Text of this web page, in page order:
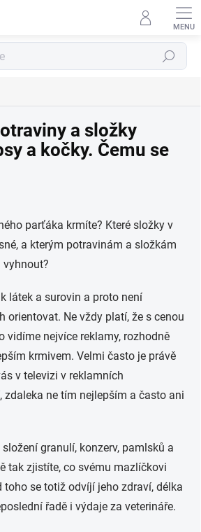
Hledat
a složky
a kočky. Čemu se
parťáka krmíte? Které složky v
a kterým potravinám a složkám
vyhnout?
látek a surovin a proto není
orientovat. Ne vždy platí, že s cenou
vidíme nejvíce reklamy, rozhodně
krmivem. Velmi často je právě
v televizi v reklamních
zdaleka ne tím nejlepším a často ani
složení granulí, konzerv, pamlsků a
tak zjistíte, co svému mazlíčkovi
toho se totiž odvíjí jeho zdraví, délka
řadě i výdaje za veterináře.